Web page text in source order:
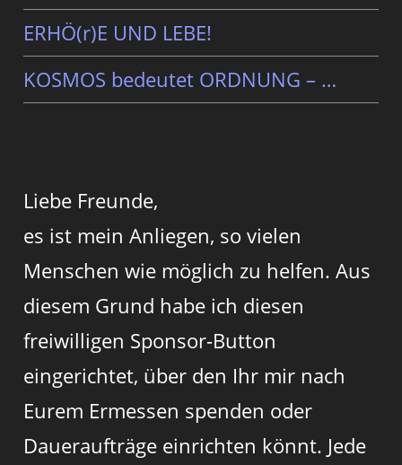
ERHÖ(r)E UND LEBE!
KOSMOS bedeutet ORDNUNG – …
Liebe Freunde,
es ist mein Anliegen, so vielen
Menschen wie möglich zu helfen. Aus
diesem Grund habe ich diesen
freiwilligen Sponsor-Button
eingerichtet, über den Ihr mir nach
Eurem Ermessen spenden oder
Daueraufträge einrichten könnt. Jede